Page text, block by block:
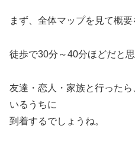
まず、全体マップを見て概要
徒歩で30分～40分ほどだと思
友達・恋人・家族と行った
いるうちに
到着するでしょうね。